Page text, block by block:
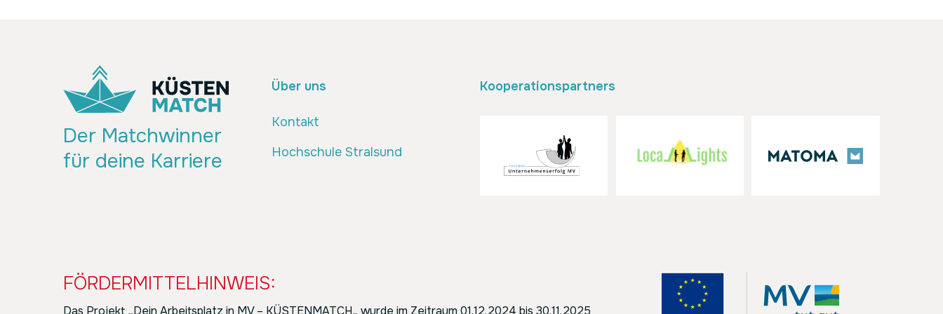
Der Matchwinner
für deine Karriere
Über uns
Kontakt
Hochschule Stralsund
Kooperationspartners
FÖRDERMITTELHINWEIS:
Das Projekt „Dein Arbeitsplatz in MV – KÜSTENMATCH„ wurde im Zeitraum 01.12.2024 bis 30.11.2025